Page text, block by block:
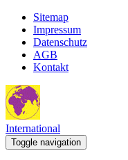
Sitemap
Impressum
Datenschutz
AGB
Kontakt
International
Toggle navigation